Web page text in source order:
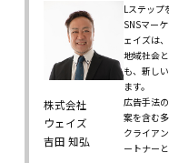
株式会社
ウェイズ
吉田 知弘
Lステップ
SNSマー
ェイズは
地域社会
も、新し
ます。
広告手法
案を含む
クライア
ートナー